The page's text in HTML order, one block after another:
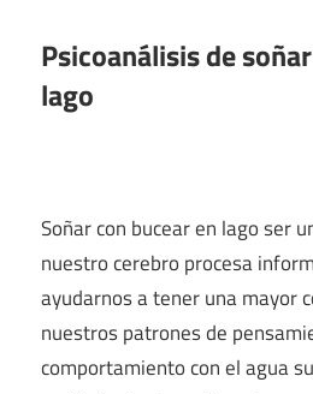
Psicoanálisis de
lago
Soñar con bucear en lago ser
nuestro cerebro procesa
ayudarnos a tener una mayor
nuestros patrones de
comportamiento con el agua